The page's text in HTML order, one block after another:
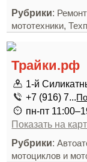
Рубрики:
мототехники,
Трайки.рф
1-й
+7 (916) 7...
пн-пт
Показать на
Рубрики:
мотоциклов и